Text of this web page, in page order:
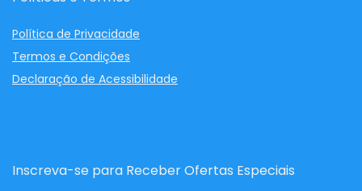
Política de Privacidade
Termos e Condições
Declaração de Acessibilidade
Inscreva-se para Receber Ofertas Especiais